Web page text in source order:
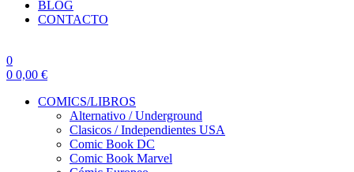
BLOG
CONTACTO
0
0 0,00 €
COMICS/LIBROS
Alternativo / Underground
Clasicos / Independientes USA
Comic Book DC
Comic Book Marvel